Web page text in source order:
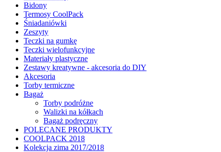
Bidony
Termosy CoolPack
Śniadaniówki
Zeszyty
Teczki na gumkę
Teczki wielofunkcyjne
Materiały plastyczne
Zestawy kreatywne - akcesoria do DIY
Akcesoria
Torby termiczne
Bagaż
Torby podróżne
Walizki na kółkach
Bagaż podręczny
POLECANE PRODUKTY
COOLPACK 2018
Kolekcja zima 2017/2018